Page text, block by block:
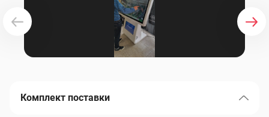
Комплект поставки